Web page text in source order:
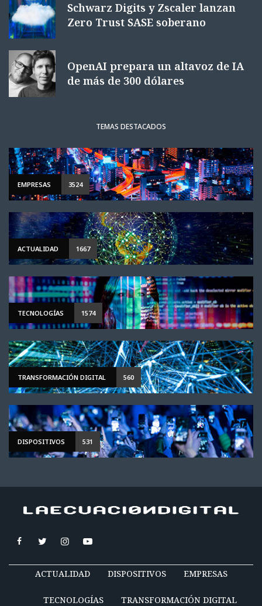
Schwarz Digits y Zscaler lanzan
Zero Trust SASE soberano
OpenAI prepara un altavoz de IA
de más de 300 dólares
TEMAS DESTACADOS
EMPRESAS 3524
ACTUALIDAD 1667
TECNOLOGÍAS 1574
TRANSFORMACIÓN DIGITAL 560
DISPOSITIVOS 531
ACTUALIDAD DISPOSITIVOS EMPRESAS
TECNOLOGÍAS TRANSFORMACIÓN DIGITAL